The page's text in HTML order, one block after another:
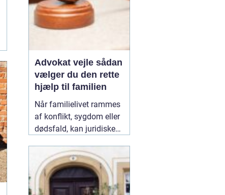
Advokat vejle sådan
vælger du den rette
hjælp til familien
Når familielivet rammes
af konflikt, sygdom eller
dødsfald, kan juridiske
sig store. Mange oplever,
at de både skal håndtere
følelser og praktiske
problemer på én gang.